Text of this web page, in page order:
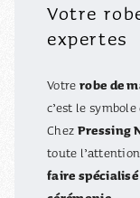
Votre
expertes
Votre robe de
c’est le
Chez Pressing
toute
faire